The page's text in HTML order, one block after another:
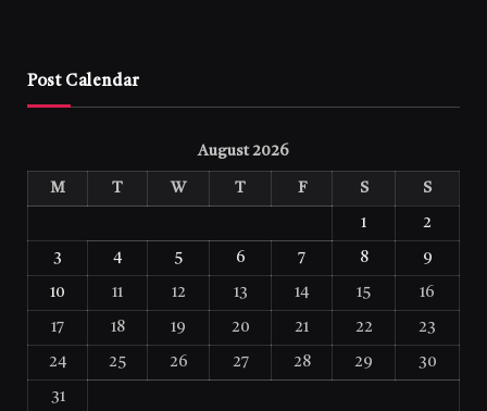
Post Calendar
August 2026
M T W T F S S
1 2
3 4 5 6 7 8 9
10 11 12 13 14 15 16
17 18 19 20 21 22 23
24 25 26 27 28 29 30
31